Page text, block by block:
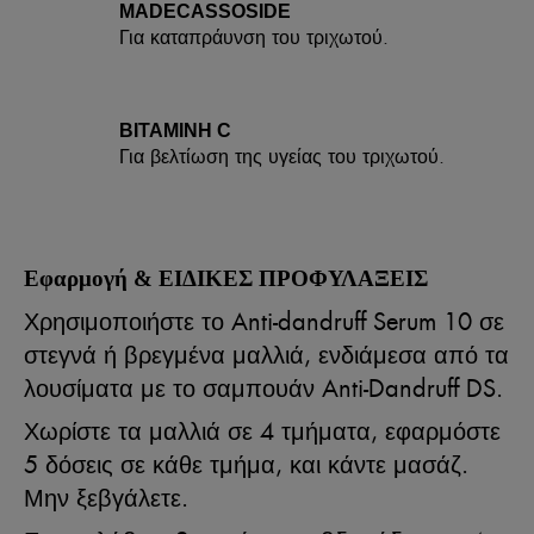
MADECASSOSIDE
Για καταπράυνση του τριχωτού.
ΒΙΤΑΜΙΝΗ C
Για βελτίωση της υγείας του τριχωτού.
Εφαρμογή & ΕΙΔΙΚΕΣ ΠΡΟΦΥΛΑΞΕΙΣ
Χρησιμοποιήστε το Anti-dandruff Serum 10 σε
στεγνά ή βρεγμένα μαλλιά, ενδιάμεσα από τα
λουσίματα με το σαμπουάν Anti-Dandruff DS.
Χωρίστε τα μαλλιά σε 4 τμήματα, εφαρμόστε
5 δόσεις σε κάθε τμήμα, και κάντε μασάζ.
Μην ξεβγάλετε.